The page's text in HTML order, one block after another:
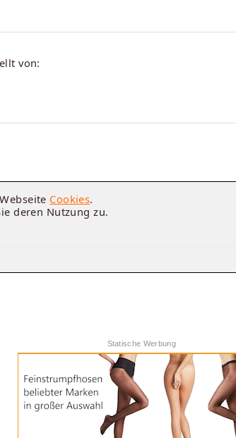
von:
Statische Werbung
Cookies.
deren Nutzung zu.